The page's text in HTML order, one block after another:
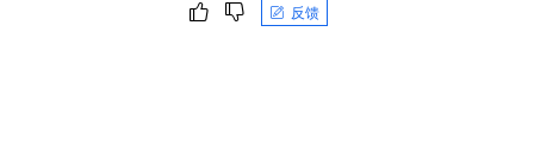
反馈